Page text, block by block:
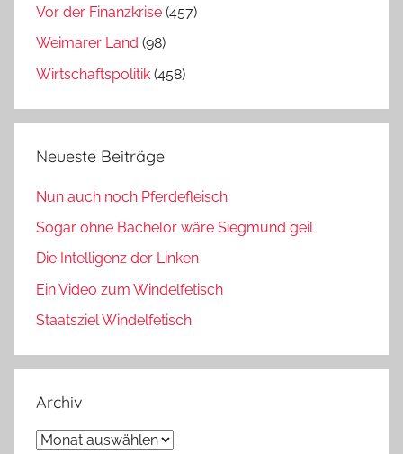
Vor der Finanzkrise (457)
Weimarer Land (98)
Wirtschaftspolitik (458)
Neueste Beiträge
Nun auch noch Pferdefleisch
Sogar ohne Bachelor wäre Siegmund geil
Die Intelligenz der Linken
Ein Video zum Windelfetisch
Staatsziel Windelfetisch
Archiv
Archiv